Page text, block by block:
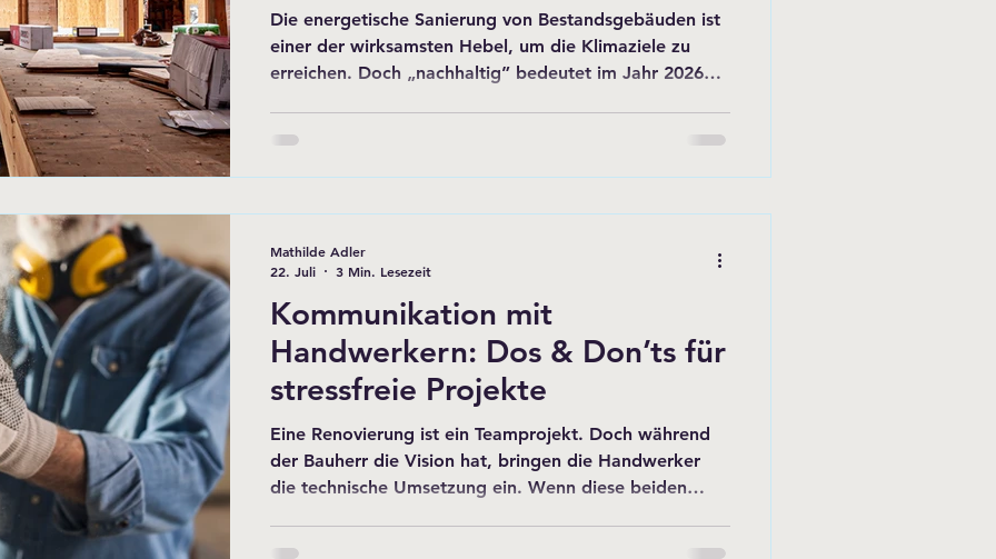
Die energetische Sanierung von Bestandsgebäuden ist
einer der wirksamsten Hebel, um die Klimaziele zu
erreichen. Doch „nachhaltig” bedeutet im Jahr 2026
Ansatz, der die graue Energie in Baustoffen, die
Langlebigkeit der Materialien und die wirtschaftliche
nicht nur die e
Kommunikation mit
Handwerkern: Dos & Don’ts für
stressfreie Projekte
Eine Renovierung ist ein Teamprojekt. Doch während
der Bauherr die Vision hat, bringen die Handwerker
die technische Umsetzung ein. Wenn diese beiden
Mathilde Adler
22. Juli
3 Min. Lesezeit